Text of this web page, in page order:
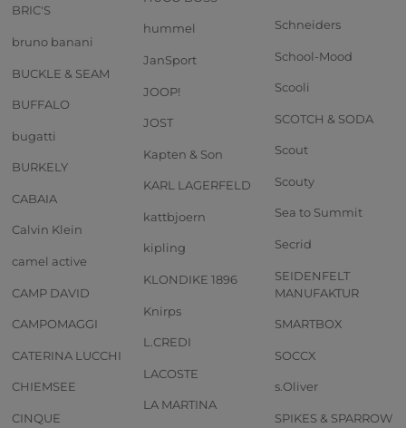
BRIC'S
bruno banani
BUCKLE & SEAM
BUFFALO
bugatti
BURKELY
CABAIA
Calvin Klein
camel active
CAMP DAVID
CAMPOMAGGI
CATERINA LUCCHI
CHIEMSEE
CINQUE
hummel
JanSport
JOOP!
JOST
Kapten & Son
KARL LAGERFELD
kattbjoern
kipling
KLONDIKE 1896
Knirps
L.CREDI
LACOSTE
LA MARTINA
Schneiders
School-Mood
Scooli
SCOTCH & SODA
Scout
Scouty
Sea to Summit
Secrid
SEIDENFELT
MANUFAKTUR
SMARTBOX
SOCCX
s.Oliver
SPIKES & SPARROW